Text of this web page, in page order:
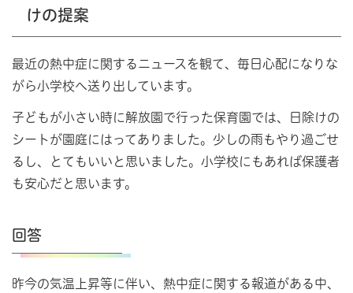
けの提案
最近の熱中症に関するニュースを観て、毎日心配になりな
がら小学校へ送り出しています。
子どもが小さい時に解放園で行った保育園では、日除けの
シートが園庭にはってありました。少しの雨もやり過ごせ
るし、とてもいいと思いました。小学校にもあれば保護者
も安心だと思います。
回答
昨今の気温上昇等に伴い、熱中症に関する報道がある中、